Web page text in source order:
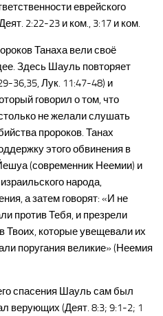
еврейского
2:22-23 и ком., 3:17 и ком.
Танаха вели своё
Здесь Шауль повторяет
36,35, Лук. 11:47-48) и
говорил о том, что
не желали слушать
пророков. Танах
этого обвинения в
(современник Неемии) и
народа,
а затем говорят: «И не
против Тебя, и презрели
Твоих, которые увещевали их
поругания великие» (Неемия
спасения Шауль сам был
верующих (Деят. 8:3; 9:1-2; 1